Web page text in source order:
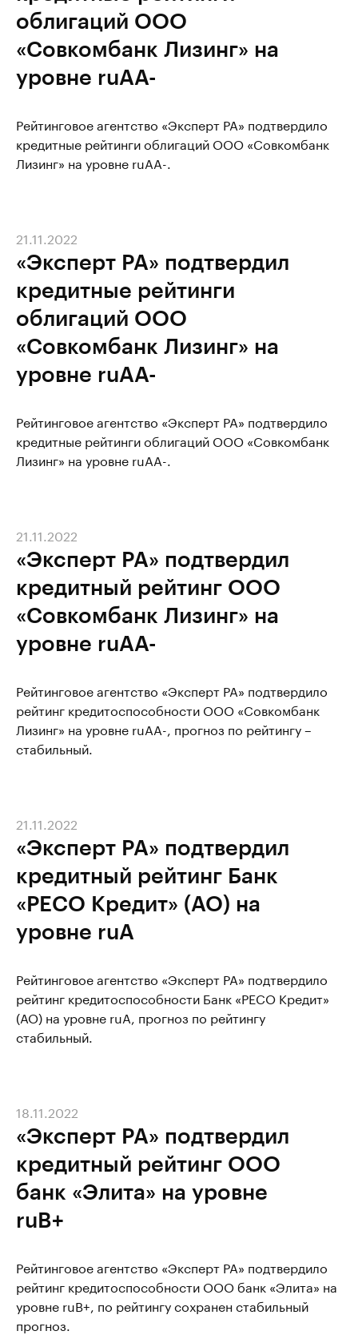
облигаций ООО
«Совкомбанк Лизинг» на
уровне ruAА-
Рейтинговое агентство «Эксперт РА» подтвердило
кредитные рейтинги облигаций ООО «Совкомбанк
Лизинг» на уровне ruAА-.
«Эксперт РА» подтвердил
кредитные рейтинги
облигаций ООО
«Совкомбанк Лизинг» на
уровне ruAА-
21.11.2022
Рейтинговое агентство «Эксперт РА» подтвердило
кредитные рейтинги облигаций ООО «Совкомбанк
Лизинг» на уровне ruAА-.
«Эксперт РА» подтвердил
кредитный рейтинг ООО
«Совкомбанк Лизинг» на
уровне ruАА-
21.11.2022
Рейтинговое агентство «Эксперт РА» подтвердило
рейтинг кредитоспособности ООО «Совкомбанк
Лизинг» на уровне ruАА-, прогноз по рейтингу –
стабильный.
«Эксперт РА» подтвердил
кредитный рейтинг Банк
«РЕСО Кредит» (АО) на
уровне ruA
21.11.2022
Рейтинговое агентство «Эксперт РА» подтвердило
рейтинг кредитоспособности Банк «РЕСО Кредит»
(АО) на уровне ruA, прогноз по рейтингу
стабильный.
«Эксперт РА» подтвердил
кредитный рейтинг ООО
банк «Элита» на уровне
ruB+
18.11.2022
Рейтинговое агентство «Эксперт РА» подтвердило
рейтинг кредитоспособности ООО банк «Элита» на
уровне ruB+, по рейтингу сохранен стабильный
прогноз.